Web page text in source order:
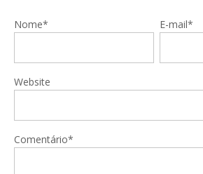
Nome* E-mail*
Website
Comentário*